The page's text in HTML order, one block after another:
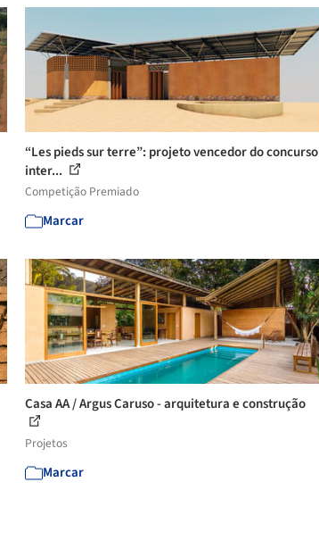
“Les pieds sur terre”: projeto vencedor do concurso
inter...
Competição Premiado
Marcar
Casa AA / Argus Caruso - arquitetura e construção
Projetos
Marcar